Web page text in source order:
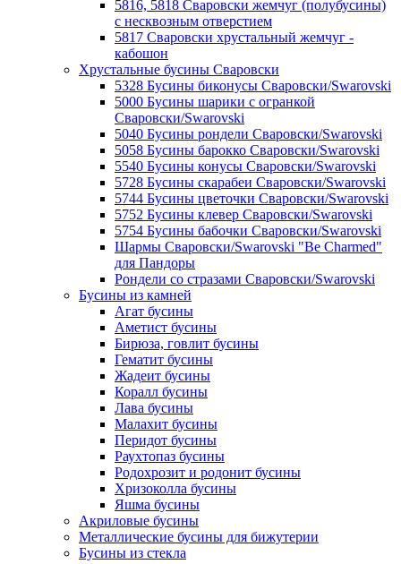
5816, 5818 Сваровски жемчуг (полубусины)
с несквозным отверстием
5817 Сваровски хрустальный жемчуг -
кабошон
Хрустальные бусины Сваровски
5328 Бусины биконусы Сваровски/Swarovski
5000 Бусины шарики с огранкой
Сваровски/Swarovski
5040 Бусины рондели Сваровски/Swarovski
5058 Бусины барокко Сваровски/Swarovski
5540 Бусины конусы Сваровски/Swarovski
5728 Бусины скарабеи Сваровски/Swarovski
5744 Бусины цветочки Сваровски/Swarovski
5752 Бусины клевер Сваровски/Swarovski
5754 Бусины бабочки Сваровски/Swarovski
Шармы Сваровски/Swarovski "Be Charmed"
для Пандоры
Рондели со стразами Сваровски/Swarovski
Бусины из камней
Агат бусины
Аметист бусины
Бирюза, говлит бусины
Гематит бусины
Жадеит бусины
Коралл бусины
Лава бусины
Малахит бусины
Перидот бусины
Раухтопаз бусины
Родохрозит и родонит бусины
Хризоколла бусины
Яшма бусины
Акриловые бусины
Металлические бусины для бижутерии
Бусины из стекла